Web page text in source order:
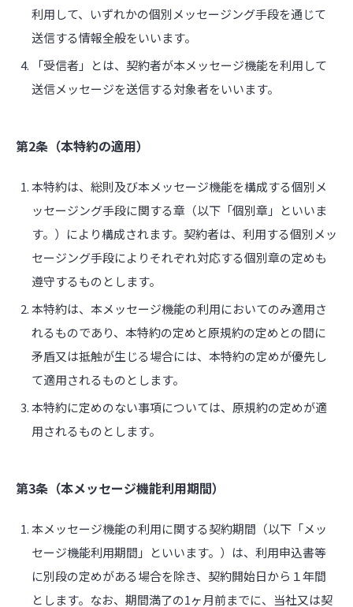
利用して、いずれかの個別メッセージング手段を通じて
送信する情報全般をいいます。
「受信者」とは、契約者が本メッセージ機能を利用して
送信メッセージを送信する対象者をいいます。
第2条（本特約の適用）
本特約は、総則及び本メッセージ機能を構成する個別メ
ッセージング手段に関する章（以下「個別章」といいま
す。）により構成されます。契約者は、利用する個別メッ
セージング手段によりそれぞれ対応する個別章の定めも
遵守するものとします。
本特約は、本メッセージ機能の利用においてのみ適用さ
れるものであり、本特約の定めと原規約の定めとの間に
矛盾又は抵触が生じる場合には、本特約の定めが優先し
て適用されるものとします。
本特約に定めのない事項については、原規約の定めが適
用されるものとします。
第3条（本メッセージ機能利用期間）
本メッセージ機能の利用に関する契約期間（以下「メッ
セージ機能利用期間」といいます。）は、利用申込書等
に別段の定めがある場合を除き、契約開始日から１年間
とします。なお、期間満了の1ヶ月前までに、当社又は契